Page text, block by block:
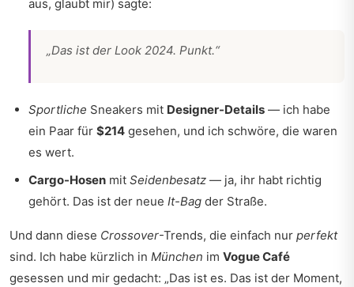
aus, glaubt mir) sagte:
„Das ist der Look 2024. Punkt.“
Sportliche Sneakers mit Designer-Details — ich habe
ein Paar für $214 gesehen, und ich schwöre, die waren
es wert.
Cargo-Hosen mit Seidenbesatz — ja, ihr habt richtig
gehört. Das ist der neue It-Bag der Straße.
Und dann diese Crossover-Trends, die einfach nur perfekt
sind. Ich habe kürzlich in München im Vogue Café
gesessen und mir gedacht: „Das ist es. Das ist der Moment,